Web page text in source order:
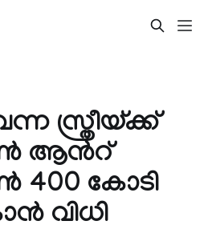
സ്ത്രീയ്ക്ക്
ആന്‍റ്
കോടി
വിധി